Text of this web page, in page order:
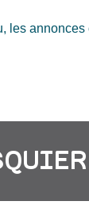
les annonces